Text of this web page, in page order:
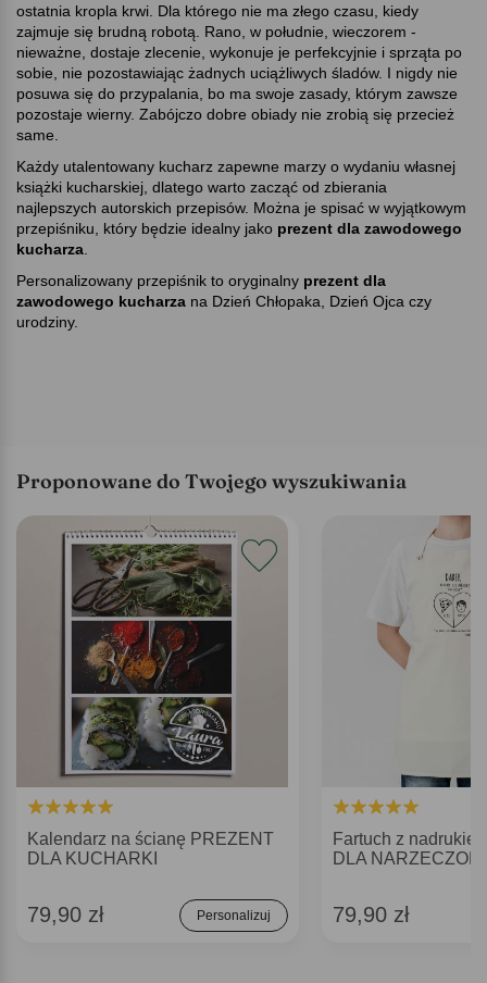
ostatnia kropla krwi. Dla którego nie ma złego czasu, kiedy
zajmuje się brudną robotą. Rano, w południe, wieczorem -
nieważne, dostaje zlecenie, wykonuje je perfekcyjnie i sprząta po
sobie, nie pozostawiając żadnych uciążliwych śladów. I nigdy nie
posuwa się do przypalania, bo ma swoje zasady, którym zawsze
pozostaje wierny. Zabójczo dobre obiady nie zrobią się przecież
same.
Każdy utalentowany kucharz zapewne marzy o wydaniu własnej
książki kucharskiej, dlatego warto zacząć od zbierania
najlepszych autorskich przepisów. Można je spisać w wyjątkowym
przepiśniku, który będzie idealny jako prezent dla zawodowego
kucharza
Personalizowany przepiśnik to oryginalny prezent dla
zawodowego kucharza na Dzień Chłopaka, Dzień Ojca czy
urodziny.
Proponowane do Twojego wyszukiwania
Kalendarz na ścianę PREZENT
DLA KUCHARKI
79,90 zł Personalizuj
Fartuch z
DLA
79,90 zł